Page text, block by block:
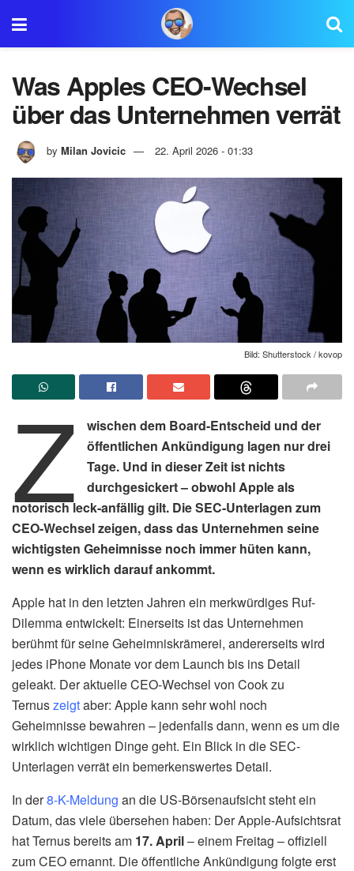
Was Apples CEO-Wechsel
über das Unternehmen verrät
by Milan Jovicic 22. April 2026 - 01:33
Bild: Shutterstock / kovop
Z
wischen dem Board-Entscheid und der
öffentlichen Ankündigung lagen nur drei
Tage. Und in dieser Zeit ist nichts
durchgesickert – obwohl Apple als
notorisch leck-anfällig gilt. Die SEC-Unterlagen zum
CEO-Wechsel zeigen, dass das Unternehmen seine
wichtigsten Geheimnisse noch immer hüten kann,
wenn es wirklich darauf ankommt.
Apple hat in den letzten Jahren ein merkwürdiges Ruf-
Dilemma entwickelt: Einerseits ist das Unternehmen
berühmt für seine Geheimniskrämerei, andererseits wird
jedes iPhone Monate vor dem Launch bis ins Detail
geleakt. Der aktuelle CEO-Wechsel von Cook zu
Ternuszeigtaber: Apple kann sehr wohl noch
Geheimnisse bewahren – jedenfalls dann, wenn es um die
wirklich wichtigen Dinge geht. Ein Blick in die SEC-
Unterlagen verrät ein bemerkenswertes Detail.
In der8-K-Meldung an die US-Börsenaufsicht steht ein
Datum, das viele übersehen haben: Der Apple-Aufsichtsrat
hat Ternus bereits am 17. April– einem Freitag – offiziell
zum CEO ernannt. Die öffentliche Ankündigung folgte erst